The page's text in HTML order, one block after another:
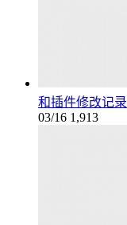
和插件修改记
03/16 1,913